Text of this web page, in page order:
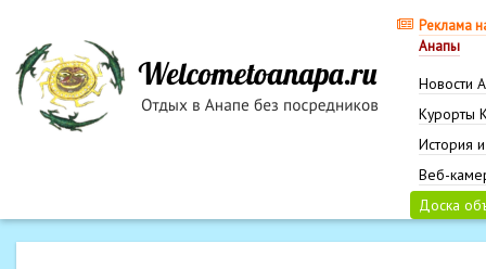
Реклама
Анапы
Новости
Курорты
История
Веб-
Доска